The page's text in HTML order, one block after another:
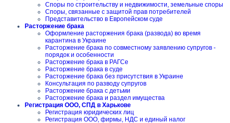
Споры по строительству и недвижимости, земельные споры
Споры, связанные с защитой прав потребителей
Представительство в Европейском суде
Расторжение брака
Оформление расторжения брака (развода) во время
карантина в Украине
Расторжение брака по совместному заявлению супругов -
порядок и особенности
Расторжение брака в РАГСе
Расторжение брака в суде
Расторжение брака без присутствия в Украине
Консультация по разводу супругов
Расторжение брака с детьми
Расторжение брака и раздел имущества
Регистрация ООО, СПД в Харькове
Регистрация юридических лиц
Регистрация ООО, фирмы, НДС и единый налог